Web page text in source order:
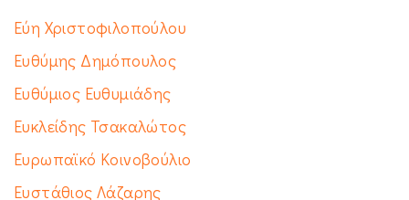
Εύη Χριστοφιλοπούλου
Ευθύμης Δημόπουλος
Ευθύμιος Ευθυμιάδης
Ευκλείδης Τσακαλώτος
Ευρωπαϊκό Κοινοβούλιο
Ευστάθιος Λάζαρης